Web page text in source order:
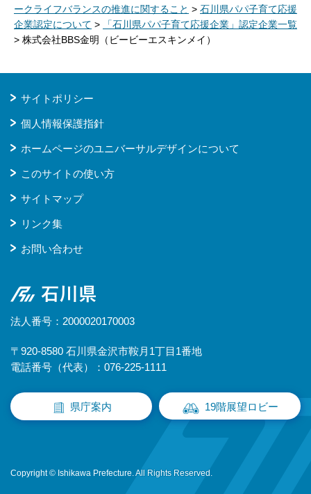
ークライフバランスの推進に関すること > 石川県パパ子育て応援
企業認定について >
「石川県パパ子育て応援企業」認定企業一覧
> 株式会社BBS金明（ビービーエスキンメイ）
サイトポリシー
個人情報保護指針
ホームページのユニバーサルデザインについて
このサイトの使い方
サイトマップ
リンク集
お問い合わせ
石川県
法人番号：2000020170003
〒920-8580 石川県金沢市鞍月1丁目1番地
電話番号（代表）：076-225-1111
県庁案内 19階展望ロビー
Copyright © Ishikawa Prefecture. All Rights Reserved.